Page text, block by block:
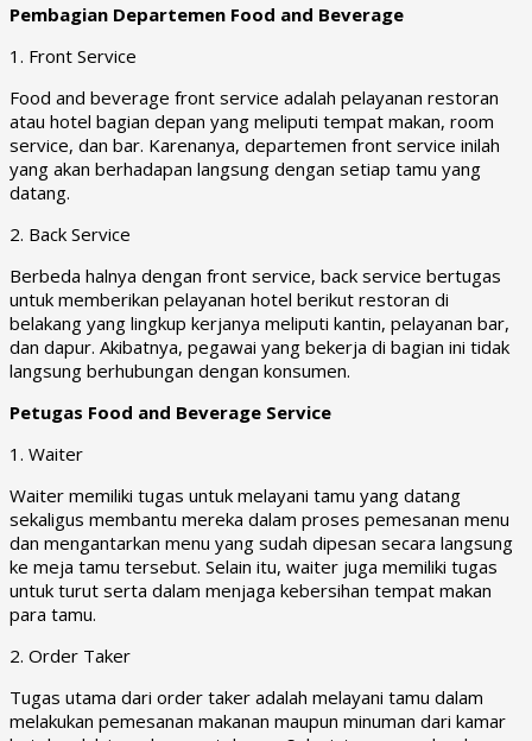
Pembagian Departemen Food and Beverage
1. Front Service
Food and beverage front service adalah pelayanan restoran
atau hotel bagian depan yang meliputi tempat makan, room
service, dan bar. Karenanya, departemen front service inilah
yang akan berhadapan langsung dengan setiap tamu yang
datang.
2. Back Service
Berbeda halnya dengan front service, back service bertugas
untuk memberikan pelayanan hotel berikut restoran di
belakang yang lingkup kerjanya meliputi kantin, pelayanan bar,
dan dapur. Akibatnya, pegawai yang bekerja di bagian ini tidak
langsung berhubungan dengan konsumen.
Petugas Food and Beverage Service
1. Waiter
Waiter memiliki tugas untuk melayani tamu yang datang
sekaligus membantu mereka dalam proses pemesanan menu
dan mengantarkan menu yang sudah dipesan secara langsung
ke meja tamu tersebut. Selain itu, waiter juga memiliki tugas
untuk turut serta dalam menjaga kebersihan tempat makan
para tamu.
2. Order Taker
Tugas utama dari order taker adalah melayani tamu dalam
melakukan pemesanan makanan maupun minuman dari kamar